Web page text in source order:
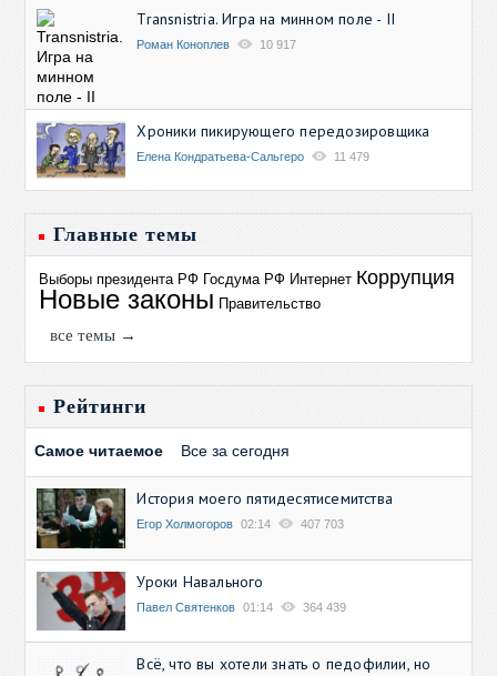
Transnistria. Игра на минном поле - II
Роман Коноплев 10 917
Хроники пикирующего передозировщика
Елена Кондратьева-Сальгеро 11 479
Главные темы
Выборы президента РФ Госдума РФ Интернет Коррупция
Новые законы Правительство
все темы →
Рейтинги
Самое читаемое Все за сегодня
История моего пятидесятисемитства
Егор Холмогоров 02:14 407 703
Уроки Навального
Павел Святенков 01:14 364 439
Всё, что вы хотели знать о педофилии, но